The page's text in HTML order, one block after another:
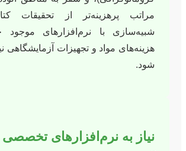
مراتب پرهزینه‌تر از تحقیقات
شبیه‌سازی با نرم‌افزارهای موجود
هزینه‌های مواد و تجهیزات آزمایشگاهی
شود.
نیاز به نرم‌افزارهای تخصصی